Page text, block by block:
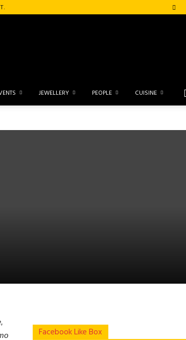
JEWELLERY PEOPLE CUISINE
Facebook Like Box